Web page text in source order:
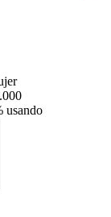
usando